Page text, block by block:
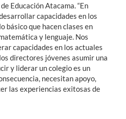
Educación Atacama. “En
capacidades en los
básico que hacen clases en
y lenguaje. Nos
capacidades en los actuales
directores jóvenes asumir una
y liderar un colegio es un
necesitan apoyo,
las experiencias exitosas de